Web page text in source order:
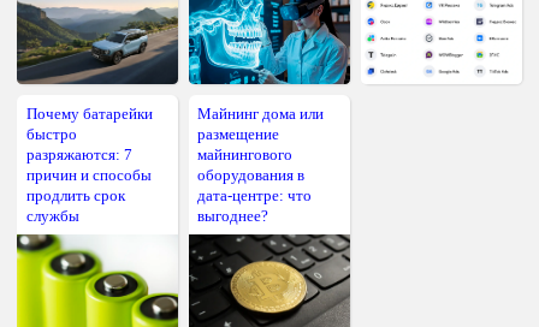
Почему батарейки
быстро
разряжаются: 7
причин и способы
продлить срок
службы
Майнинг дома или
размещение
майнингового
оборудования в
дата-центре: что
выгоднее?